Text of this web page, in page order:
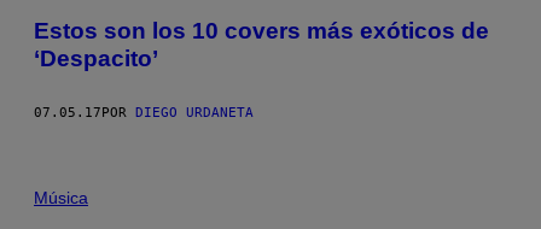
Estos son los 10 covers más exóticos de
‘Despacito’
07.05.17POR DIEGO URDANETA
Música